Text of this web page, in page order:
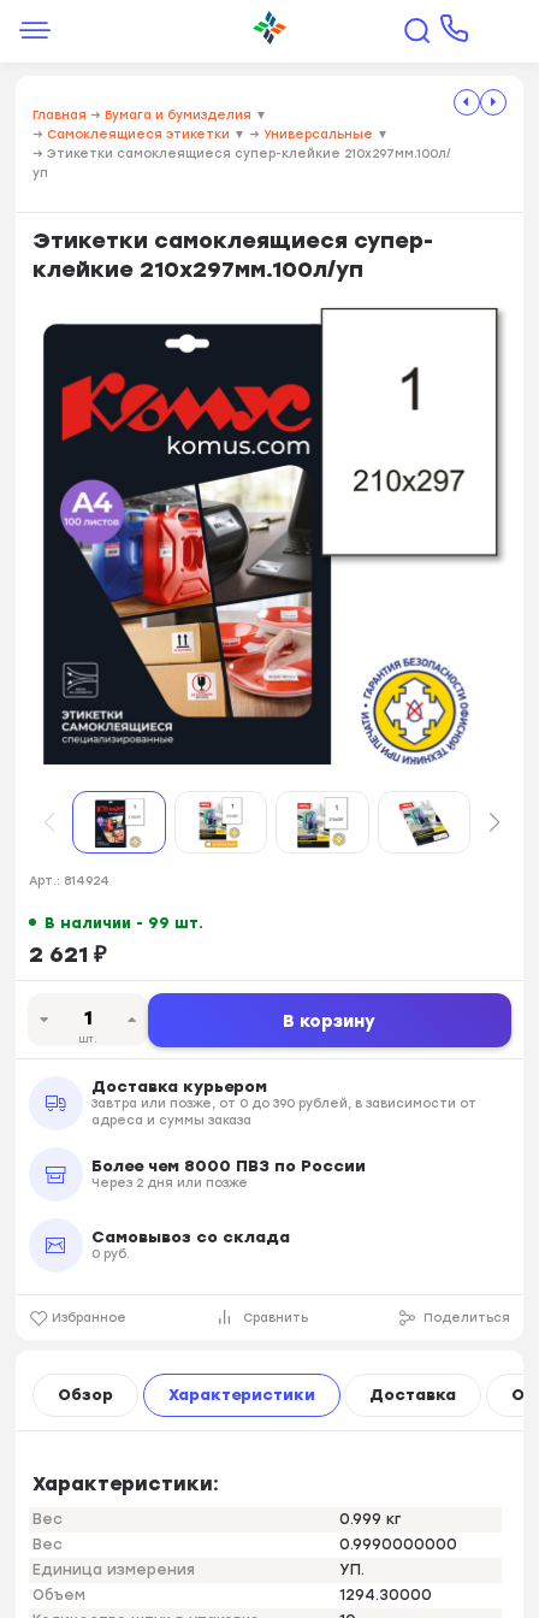
Главная → Бумага и бумизделия ▼
→ Самоклеящиеся этикетки ▼ → Универсальные ▼
→ Этикетки самоклеящиеся супер-клейкие 210х297мм.100л/
уп
Этикетки самоклеящиеся супер-
клейкие 210х297мм.100л/уп
Арт.: 814924
В наличии - 99 шт.
2 621 ₽
шт.
В корзину
Доставка курьером
Завтра или позже, от 0 до 390 рублей, в зависимости от
адреса и суммы заказа
Более чем 8000 ПВЗ по России
Через 2 дня или позже
Самовывоз со склада
0 руб.
Избранное Сравнить Поделиться
Обзор Характеристики Доставка
Характеристики:
Вес
0.999 кг
Вес
0.9990000000
Единица измерения
УП.
Объем
1294.30000